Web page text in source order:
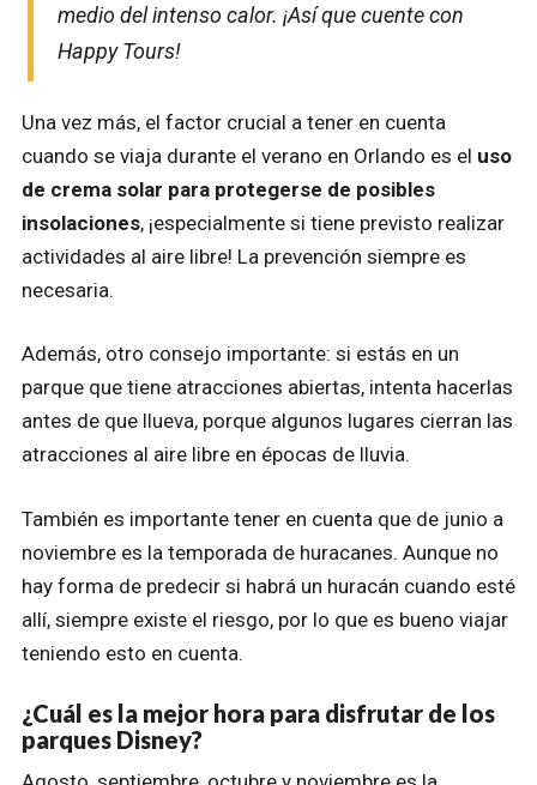
medio del intenso calor. ¡Así que cuente con
Happy Tours!
Una vez más, el factor crucial a tener en cuenta
cuando se viaja durante el verano en Orlando es el uso
de crema solar para protegerse de posibles
insolaciones, ¡especialmente si tiene previsto realizar
actividades al aire libre! La prevención siempre es
necesaria.
Además, otro consejo importante: si estás en un
parque que tiene atracciones abiertas, intenta hacerlas
antes de que llueva, porque algunos lugares cierran las
atracciones al aire libre en épocas de lluvia.
También es importante tener en cuenta que de junio a
noviembre es la temporada de huracanes. Aunque no
hay forma de predecir si habrá un huracán cuando esté
allí, siempre existe el riesgo, por lo que es bueno viajar
teniendo esto en cuenta.
¿Cuál es la mejor hora para disfrutar de los
parques Disney?